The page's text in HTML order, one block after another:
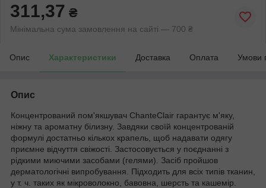
311,37 ₴
Мінімальна сума замовлення на сайті — 700 ₴
Опис Характеристики Доставка Оплата Умови
Опис
Концентрований пом'якшувач ChanteClair гарантує м'яку,
ніжну та ароматну білизну. Завдяки своїй концентрованій
формулі достатньо кількох крапель, щоб надавати одягу
приємне відчуття свіжості. Застосовується у поєднанні з
рідкими миючими засобами (гелями). Засіб пройшов
дерматологічні випробування. Підходить для всіх типів тканин,
у т. ч. таких як мікроволокно, бавовна, шерсть та кашемір.